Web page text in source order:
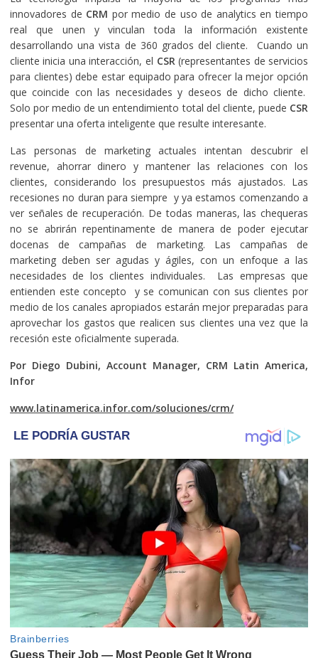
innovadores de CRM por medio de uso de analytics en tiempo
real que unen y vinculan toda la información existente
desarrollando una vista de 360 grados del cliente. Cuando un
cliente inicia una interacción, el CSR(representantes de servicios
para clientes) debe estar equipado para ofrecer la mejor opción
que coincide con las necesidades y deseos de dicho cliente.
Solo por medio de un entendimiento total del cliente, puede CSR
presentar una oferta inteligente que resulte interesante.
Las personas de marketing actuales intentan descubrir el
revenue, ahorrar dinero y mantener las relaciones con los
clientes, considerando los presupuestos más ajustados. Las
recesiones no duran para siempre y ya estamos comenzando a
ver señales de recuperación. De todas maneras, las chequeras
no se abrirán repentinamente de manera de poder ejecutar
docenas de campañas de marketing. Las campañas de
marketing deben ser agudas y ágiles, con un enfoque a las
necesidades de los clientes individuales. Las empresas que
entienden este concepto y se comunican con sus clientes por
medio de los canales apropiados estarán mejor preparadas para
aprovechar los gastos que realicen sus clientes una vez que la
recesión este oficialmente superada.
Por Diego Dubini, Account Manager, CRM Latin America,
Infor
www.latinamerica.infor.com/soluciones/crm/